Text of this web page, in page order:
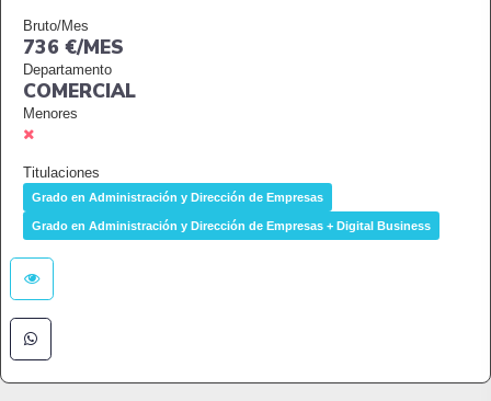
Bruto/Mes
736 €/MES
Departamento
COMERCIAL
Menores
Titulaciones
Grado en Administración y Dirección de Empresas
Grado en Administración y Dirección de Empresas + Digital Business